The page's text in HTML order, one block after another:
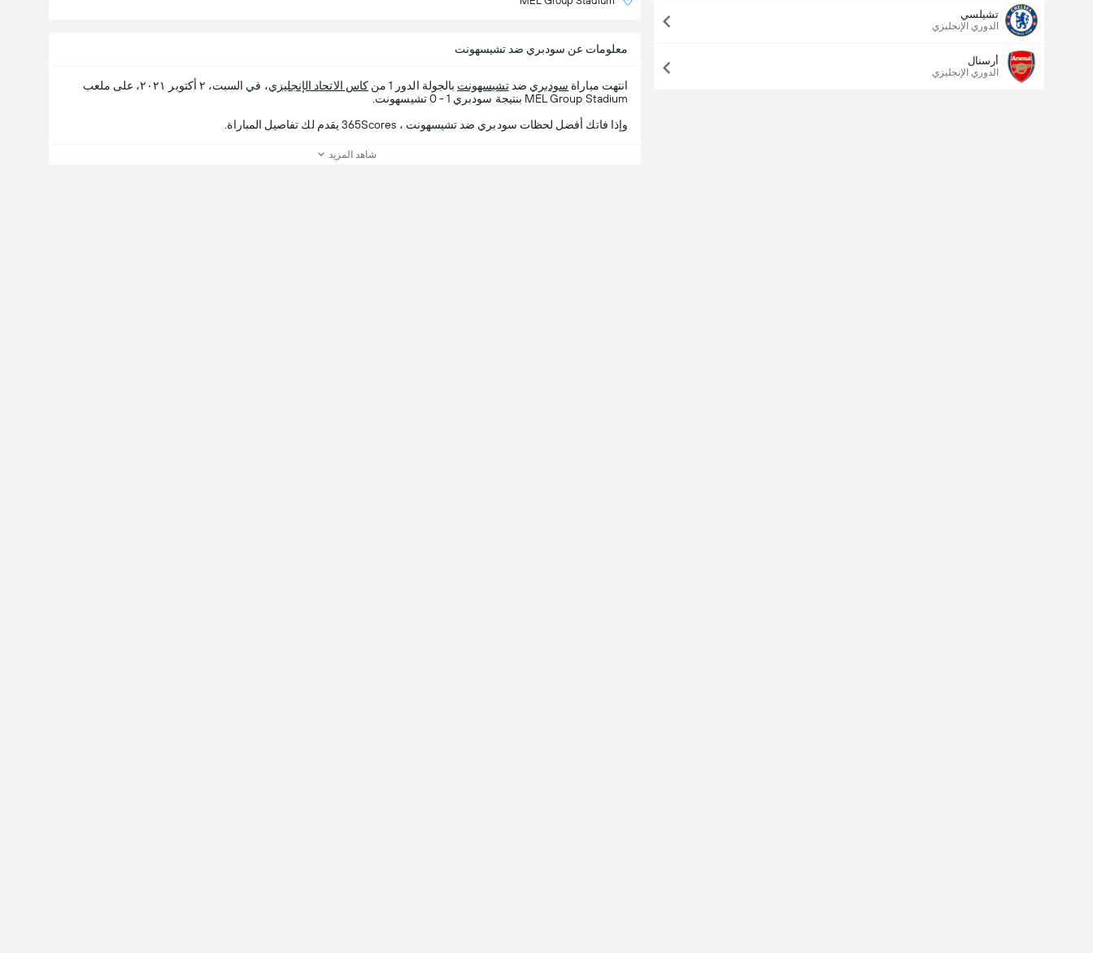
تشيلسي
الدوري الإنجليزي
أرسنال
الدوري الإنجليزي
معلومات عن سودبري ضد تشيسهونت
انتهت مباراة سودبري ضدتشيسهونت بالجولة الدور 1 من كاس الاتحاد الإنجليزي
، في السبت، ٢ أكتوبر ٢٠٢١، على ملعب
MEL Group Stadium بنتيجة سودبري 1 - 0 تشيسهونت.
وإذا فاتك أفضل لحظات سودبري ضد تشيسهونت ، 365Scores يقدم لك تفاصيل المباراة.
شاهد المزيد